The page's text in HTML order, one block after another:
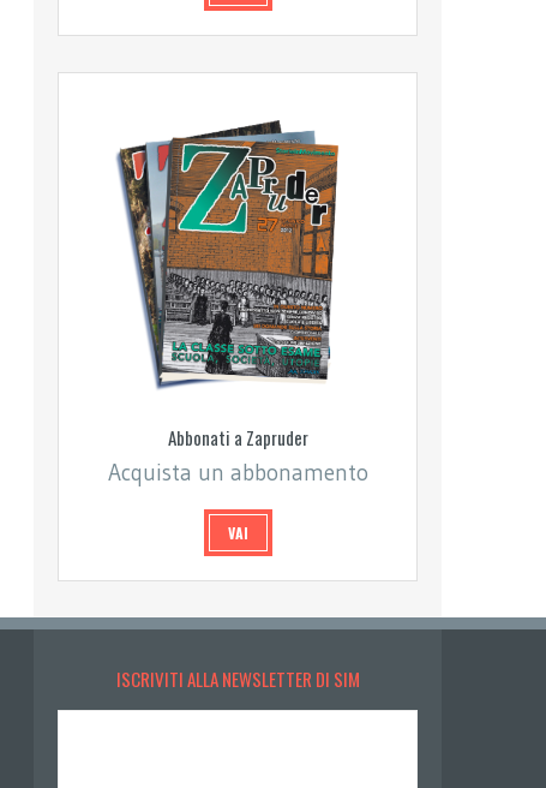
Abbonati a Zapruder
Acquista un abbonamento
VAI
ISCRIVITI ALLA NEWSLETTER DI SIM